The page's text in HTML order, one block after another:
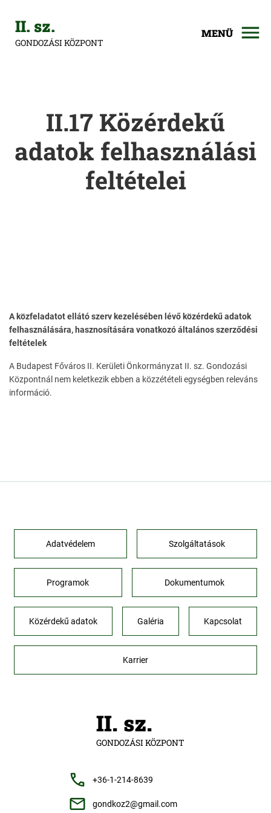
II. sz.
GONDOZÁSI KÖZPONT
MENÜ
II.17 Közérdekű
adatok felhasználási
feltételei
A közfeladatot ellátó szerv kezelésében lévő közérdekű adatok
felhasználására, hasznosítására vonatkozó általános szerződési
feltételek
A Budapest Főváros II. Kerületi Önkormányzat II. sz. Gondozási
Központnál nem keletkezik ebben a közzétételi egységben releváns
információ.
II. sz.
GONDOZÁSI KÖZPONT
+36-1-214-8639
gondkoz2@gmail.com
Adatvédelem Szolgáltatások
Programok Dokumentumok
Közérdekű adatok Galéria Kapcsolat
Karrier